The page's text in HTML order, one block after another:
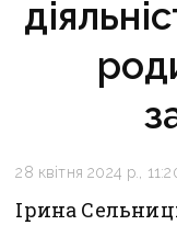
28 квітня 2024 р.,
Ірина